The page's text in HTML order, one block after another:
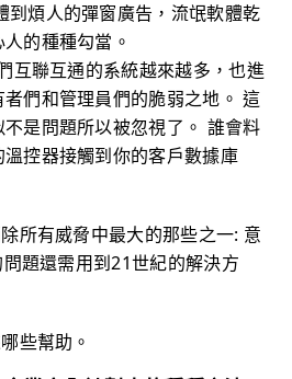
到煩人的彈窗廣告，流氓軟體乾
的種種勾當。
互聯互通的系統越來越多，也進
們和管理員們的脆弱之地。 這
是問題所以被忽視了。 誰會料
控器接觸到你的客戶數據庫
所有威脅中最大的那些之一: 意
題還需用到21世紀的解決方
些幫助。